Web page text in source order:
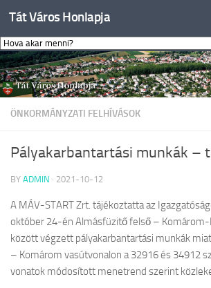
Skip to content
Tát Város Honlapja
ÖNKORMÁNYZATI FELHÍVÁSOK
Pályakarbantartási munkák –
BY ADMIN · 2021-10-12
A MÁV-START Zrt. tájékoztatta az
október 24-én Almásfüzitő felső –
közöttvégzett pályakarbantartási munkák
– Komárom vasútvonalon a 32916 és 34912
vonatok módosított menetrend szerint